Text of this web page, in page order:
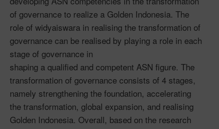
of governance to realize a Golden Indonesia. The
role of widyaiswara in realising the transformation of
governance can be realised by playing a role in each
stage of governance in
shaping a qualified and competent ASN figure. The
transformation of governance consists of 4 stages,
namely strengthening the foundation, accelerating
the transformation, global expansion, and realising
Golden Indonesia. Overall, based on the research